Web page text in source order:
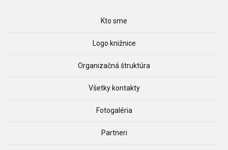
Kto sme
Logo knižnice
Organizačná štruktúra
Všetky kontakty
Fotogaléria
Partneri